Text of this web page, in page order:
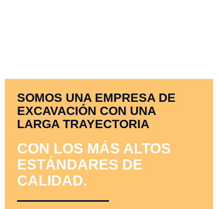
SOMOS UNA EMPRESA DE
EXCAVACIÓN CON UNA
LARGA TRAYECTORIA
CON LOS MÁS ALTOS
ESTÁNDARES DE
CALIDAD.